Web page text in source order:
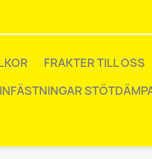
FRAKTER TILL OSS